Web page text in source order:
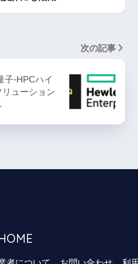
次の記事
子-HPCハイ
ューション